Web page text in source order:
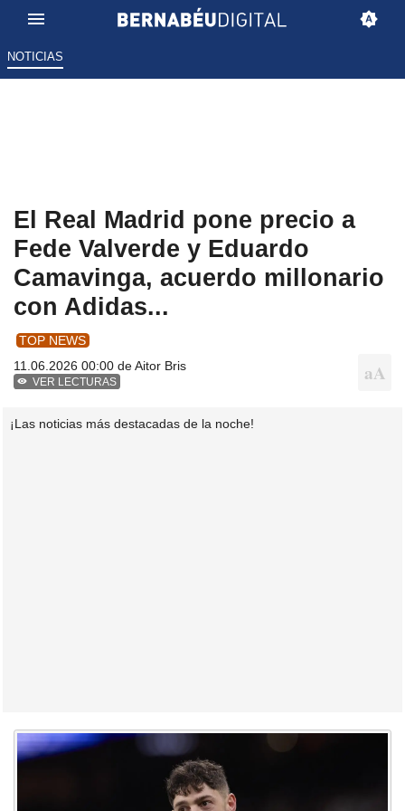
NOTICIAS
El Real Madrid pone precio a
Fede Valverde y Eduardo
Camavinga, acuerdo millonario
con Adidas...
TOP NEWS
11.06.2026 00:00 deAitor Bris
VER LECTURAS
¡Las noticias más destacadas de la noche!